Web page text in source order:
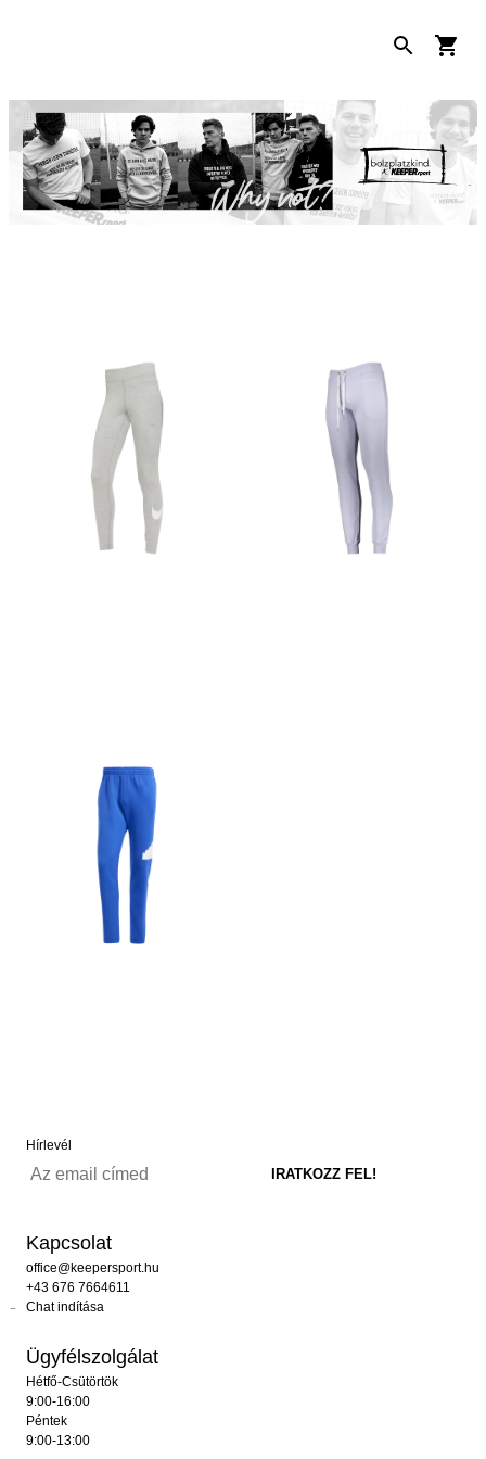
Hírlevél
Kapcsolat
office@keepersport.hu
+43 676 7664611
Chat indítása
Ügyfélszolgálat
Hétfő-Csütörtök
9:00-16:00
Péntek
9:00-13:00